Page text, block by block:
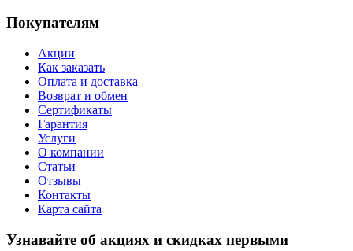
Покупателям
Акции
Как заказать
Оплата и доставка
Возврат и обмен
Сертификаты
Гарантия
Услуги
О компании
Статьи
Отзывы
Контакты
Карта сайта
Узнавайте об акциях и скидках первыми